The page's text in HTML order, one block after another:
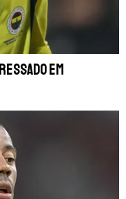
em